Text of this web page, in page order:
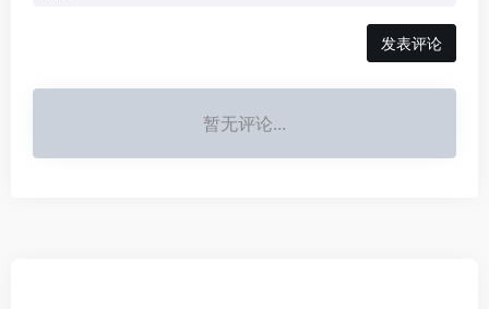
发表评论
暂无评论...